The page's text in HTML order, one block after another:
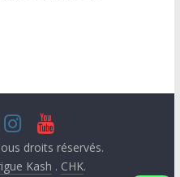
droits réservés.
Kash . CHK.